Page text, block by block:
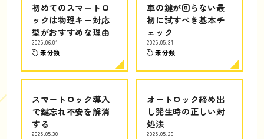
初めてのスマートロ
ックは物理キー対応
型がおすすめな理由
2025.06.01
未分類
車の鍵が回らない最
初に試すべき基本チ
ェック
2025.05.31
未分類
スマートロック導入
で鍵忘れ不安を解消
する
2025.05.30
オートロック締め出
し発生時の正しい対
処法
2025.05.29